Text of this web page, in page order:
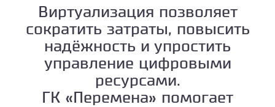
Виртуализация позволяет
сократить затраты, повысить
надёжность и упростить
управление цифровыми
ресурсами.
ГК «Перемена» помогает